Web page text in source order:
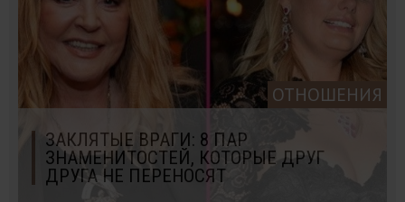
ОТНОШЕНИЯ
ЗАКЛЯТЫЕ ВРАГИ: 8 ПАР
ЗНАМЕНИТОСТЕЙ, КОТОРЫЕ ДРУГ
ДРУГА НЕ ПЕРЕНОСЯТ